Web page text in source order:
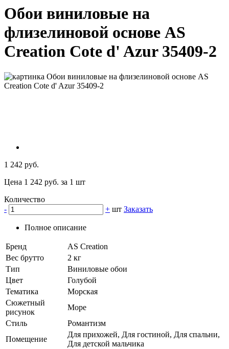
Обои виниловые на
флизелиновой основе AS
Creation Cote d' Azur 35409-2
1 242 руб.
Цена 1 242 руб. за 1 шт
Количество
-
+ шт Заказать
Полное описание
Бренд
AS Creation
Вес брутто
2 кг
Тип
Виниловые обои
Цвет
Голубой
Тематика
Морская
Сюжетный
рисунок
Море
Стиль
Романтизм
Помещение
Для прихожей, Для гостиной, Для спальни,
Для детской мальчика